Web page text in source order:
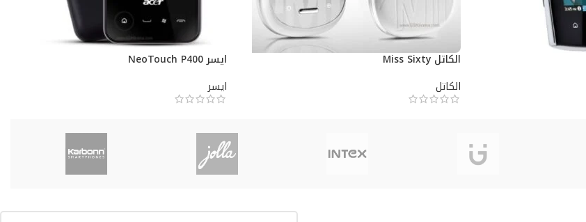
الكاتل Miss Sixty
الكاتل
ايسر NeoTouch P400
ايسر